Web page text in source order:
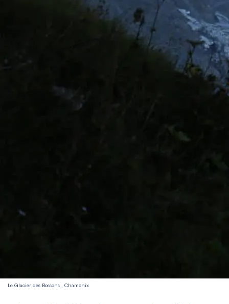
Le Glacier des Bossons , Chamonix